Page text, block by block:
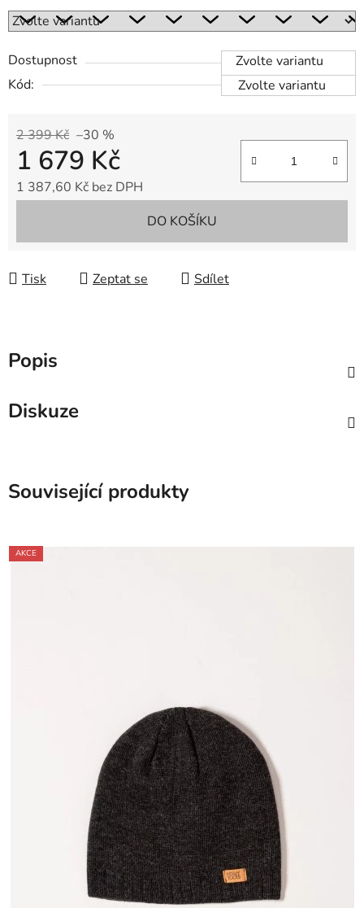
Dostupnost
Zvolte variantu
Kód:
Zvolte variantu
2 399 Kč –30 %
1 679 Kč
1 387,60 Kč bez DPH
DO KOŠÍKU
Tisk Zeptat se Sdílet
Popis
Diskuze
Související produkty
AKCE